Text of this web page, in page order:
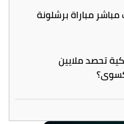
مباراة برشلونة
تحصد ملايين